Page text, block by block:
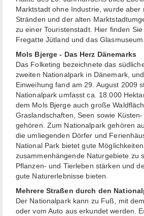
Marktstadt ohne Industrie, wurde aber
Stränden und der alten
zu einer Touristenstadt. Hier finden
Fregatte Jütland und das Glasmuseum.
Mols Bjerge - Das Herz Dänemarks
Das Folketing bezeichnete das
zweiten Nationalpark in Dänemark,
Einweihung fand am 29. August 2009
Nationalpark umfasst ca. 18.000
dem Mols Bjerge auch große
Graslandschaften, Seen sowie
gehören. Zum Nationalpark gehören
die umliegenden Dörfer und
National Park bietet gute
zusammenhängende Naturgebiete zu
Pflanzen- und Tierleben stärken und
gute Naturerlebnisse bieten.
Mehrere Straßen durch den
Der Nationalpark kann zu Fuß, mit
oder vom Auto aus erkundet werden.